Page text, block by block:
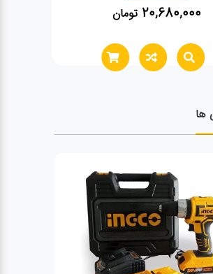
12,540,000 تومان
ها